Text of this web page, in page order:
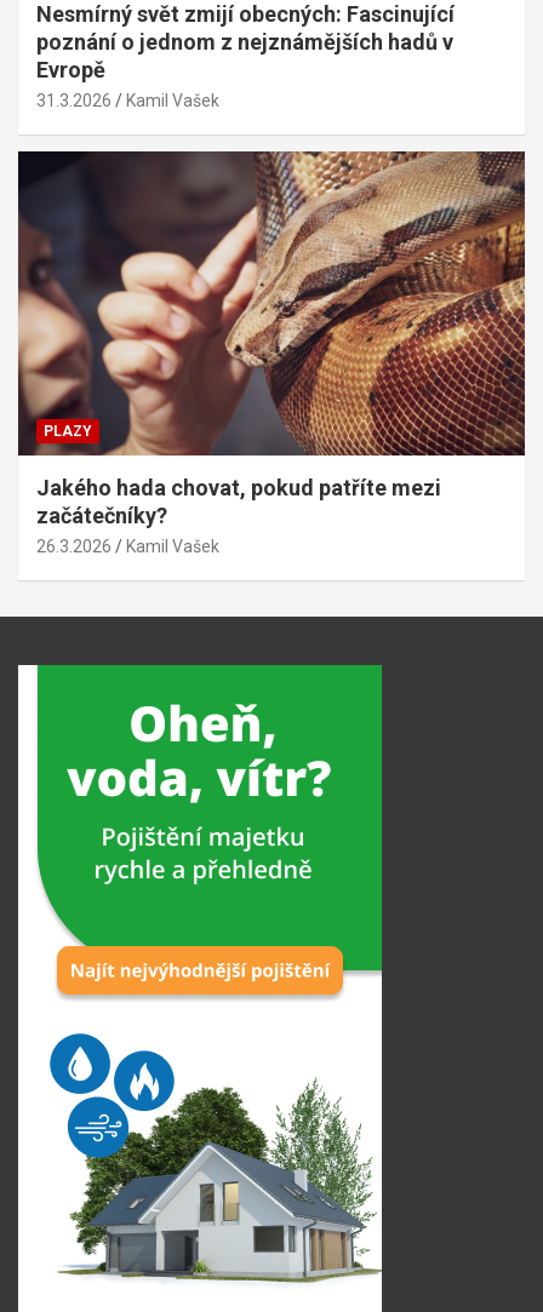
Nesmírný svět zmijí obecných: Fascinující
poznání o jednom z nejznámějších hadů v
Evropě
31.3.2026 Kamil Vašek
PLAZY
Jakého hada chovat, pokud patříte mezi
začátečníky?
26.3.2026 Kamil Vašek